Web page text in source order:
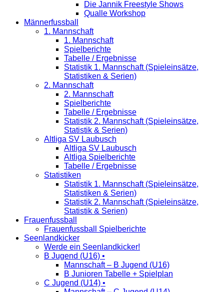
Die Jannik Freestyle Shows
Qualle Workshop
Männerfussball
1. Mannschaft
1. Mannschaft
Spielberichte
Tabelle / Ergebnisse
Statistik 1. Mannschaft (Spieleinsätze,
Statistiken & Serien)
2. Mannschaft
2. Mannschaft
Spielberichte
Tabelle / Ergebnisse
Statistik 2. Mannschaft (Spieleinsätze,
Statistik & Serien)
Altliga SV Laubusch
Altliga SV Laubusch
Altliga Spielberichte
Tabelle / Ergebnisse
Statistiken
Statistik 1. Mannschaft (Spieleinsätze,
Statistiken & Serien)
Statistik 2. Mannschaft (Spieleinsätze,
Statistik & Serien)
Frauenfussball
Frauenfussball Spielberichte
Seenlandkicker
Werde ein Seenlandkicker!
B Jugend (U16) •
Mannschaft – B Jugend (U16)
B Junioren Tabelle + Spielplan
C Jugend (U14) •